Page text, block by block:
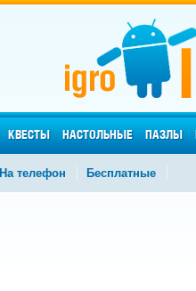
КВЕСТЫ НАСТОЛЬНЫЕ ПАЗЛЫ
На телефон Бесплатные